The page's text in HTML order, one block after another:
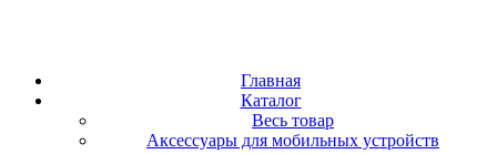
Главная
Каталог
Весь товар
Аксессуары для мобильных устройств